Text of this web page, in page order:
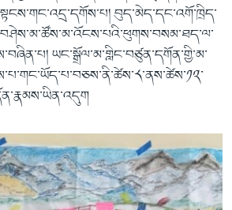
བུད་མེད་དང་འགོ་ཁྲིད་
ཡང་སྒྲོལ་མ་གླིང་བཙུན་དགོན་གྱི་མ་